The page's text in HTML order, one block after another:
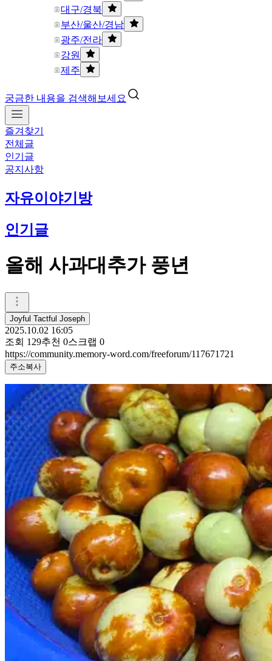
대구/경북
부산/울산/경남
광주/전라
강원
제주
궁금한 내용을 검색해보세요
즐겨찾기
전체글
인기글
공지사항
자유이야기방
인기글
올해 사과대추가 풍년
Joyful Tactful Joseph
2025.10.02 16:05
조회 129추천 0스크랩 0
https://community.memory-word.com/freeforum/117671721
주소복사